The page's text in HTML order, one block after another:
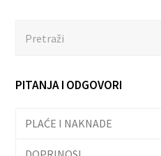
PITANJA I ODGOVORI
PLAĆE I NAKNADE